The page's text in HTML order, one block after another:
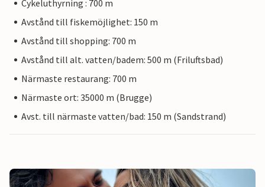
Cykeluthyrning : 700 m
Avstånd till fiskemöjlighet: 150 m
Avstånd till shopping: 700 m
Avstånd till alt. vatten/badem: 500 m (Friluftsbad)
Närmaste restaurang: 700 m
Närmaste ort: 35000 m (Brugge)
Avst. till närmaste vatten/bad: 150 m (Sandstrand)